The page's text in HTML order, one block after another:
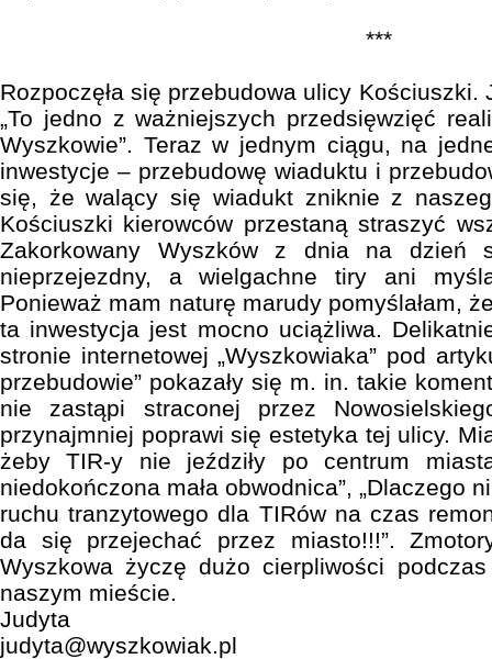
***
Rozpoczęła się przebudowa ulicy Kościuszki.
„To jedno z ważniejszych przedsięwzięć
Wyszkowie”. Teraz w jednym ciągu, na
inwestycje – przebudowę wiaduktu i
się, że walący się wiadukt zniknie z
Kościuszki kierowców przestaną straszyć
Zakorkowany Wyszków z dnia na dzień
nieprzejezdny, a wielgachne tiry ani
Ponieważ mam naturę marudy pomyślałam,
ta inwestycja jest mocno uciążliwa.
stronie internetowej „Wyszkowiaka” pod
przebudowie” pokazały się m. in. takie
nie zastąpi straconej przez
przynajmniej poprawi się estetyka tej ulicy.
żeby TIR-y nie jeździły po centrum
niedokończona mała obwodnica”, „Dlaczego
ruchu tranzytowego dla TIRów na czas
da się przejechać przez miasto!!!”.
Wyszkowa życzę dużo cierpliwości
naszym mieście.
Judyta
judyta@wyszkowiak.pl